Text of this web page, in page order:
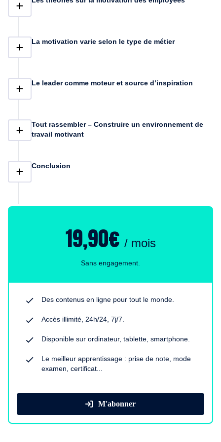
cas de perte de motivation, sans tomber dans le micro-
un cours théorique, je partage avec vous des techniques que
vous pouvez mettre immédiatement en application. Tout au long
de la formation, vous trouverez des exercices pratiques pour
La motivation varie selon le type de métier
Le leader comme moteur et source d’inspiration
Tout rassembler – Construire un environnement de
travail motivant
Conclusion
19,90€ / mois
Sans engagement.
Des contenus en ligne pour tout le monde.
Accès illimité, 24h/24, 7j/7.
Disponible sur ordinateur, tablette, smartphone.
Le meilleur apprentissage : prise de note, mode
examen, certificat...
M'abonner